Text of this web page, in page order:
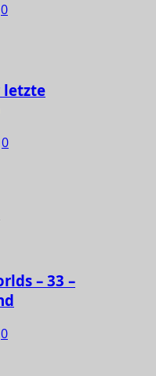
0
letzte
0
– 33 –
0